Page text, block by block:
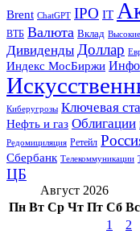
Brent ChatGPT IPO IT
ВТБ Валюта Вклад
Дивиденды Доллар
Индекс МосБиржи
Киберугрозы Ключевая
Нефть и газ Облигации
Редомициляция Ретейл
Сбербанк Телекоммуникации
ЦБ
Август 2026
Пн Вт Ср Чт Пт Сб Вс
1
2